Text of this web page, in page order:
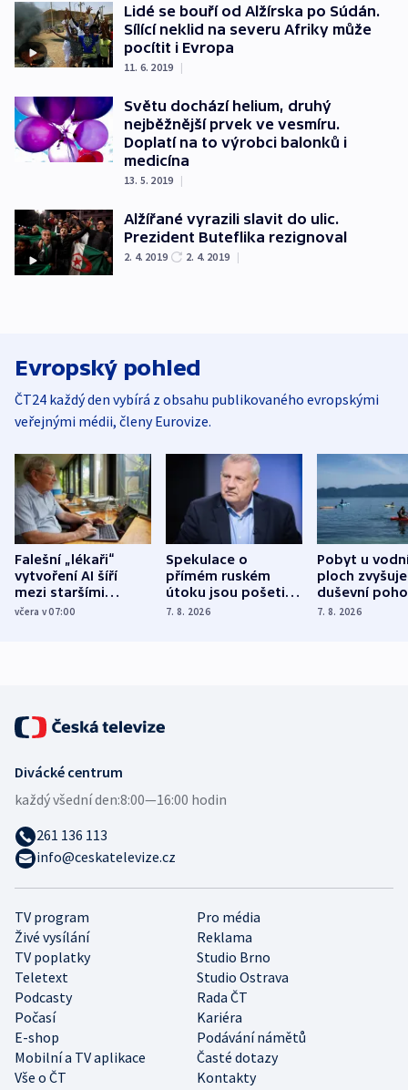
Lidé se bouří od Alžírska po Súdán.
Sílící neklid na severu Afriky může
pocítit i Evropa
11. 6. 2019 |
Světu dochází helium, druhý
nejběžnější prvek ve vesmíru.
Doplatí na to výrobci balonků i
medicína
13. 5. 2019 |
Alžířané vyrazili slavit do ulic.
Prezident Buteflika rezignoval
2. 4. 2019 2. 4. 2019 |
Evropský pohled
ČT24 každý den vybírá z obsahu publikovaného evropskými
veřejnými médii, členy Eurovize.
Falešní „lékaři“
vytvoření AI šíří
mezi staršími
Poláky nebezpečné
včera v 07:00
Spekulace o
přímém ruském
útoku jsou pošetilé,
míní estonský
7. 8. 2026
Pobyt u
ploch zvyšuje
duševní
ukázala
7. 8. 2026
TV program
Pro média
Živé vysílání
Reklama
TV poplatky
Studio Brno
Teletext
Studio Ostrava
Podcasty
Rada ČT
Počasí
Kariéra
E-shop
Podávání námětů
Mobilní a TV aplikace
Časté dotazy
Vše o ČT
Kontakty
Divácké centrum
každý všední den:8:00—16:00 hodin
261 136 113
info@ceskatelevize.cz